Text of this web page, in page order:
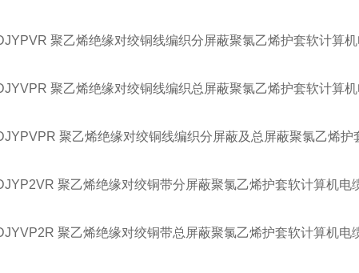
聚乙烯绝缘对绞铜线编织分屏蔽聚氯乙烯护套软计算
聚乙烯绝缘对绞铜线编织总屏蔽聚氯乙烯护套软计算
聚乙烯绝缘对绞铜线编织分屏蔽及总屏蔽聚氯乙烯
聚乙烯绝缘对绞铜带分屏蔽聚氯乙烯护套软计算机
聚乙烯绝缘对绞铜带总屏蔽聚氯乙烯护套软计算机